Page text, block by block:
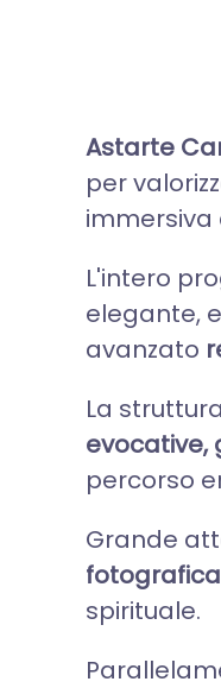
Astarte
per
immersiva
L'intero
elegante,
avanzato
La
evocative,
percorso
Grande
spirituale.